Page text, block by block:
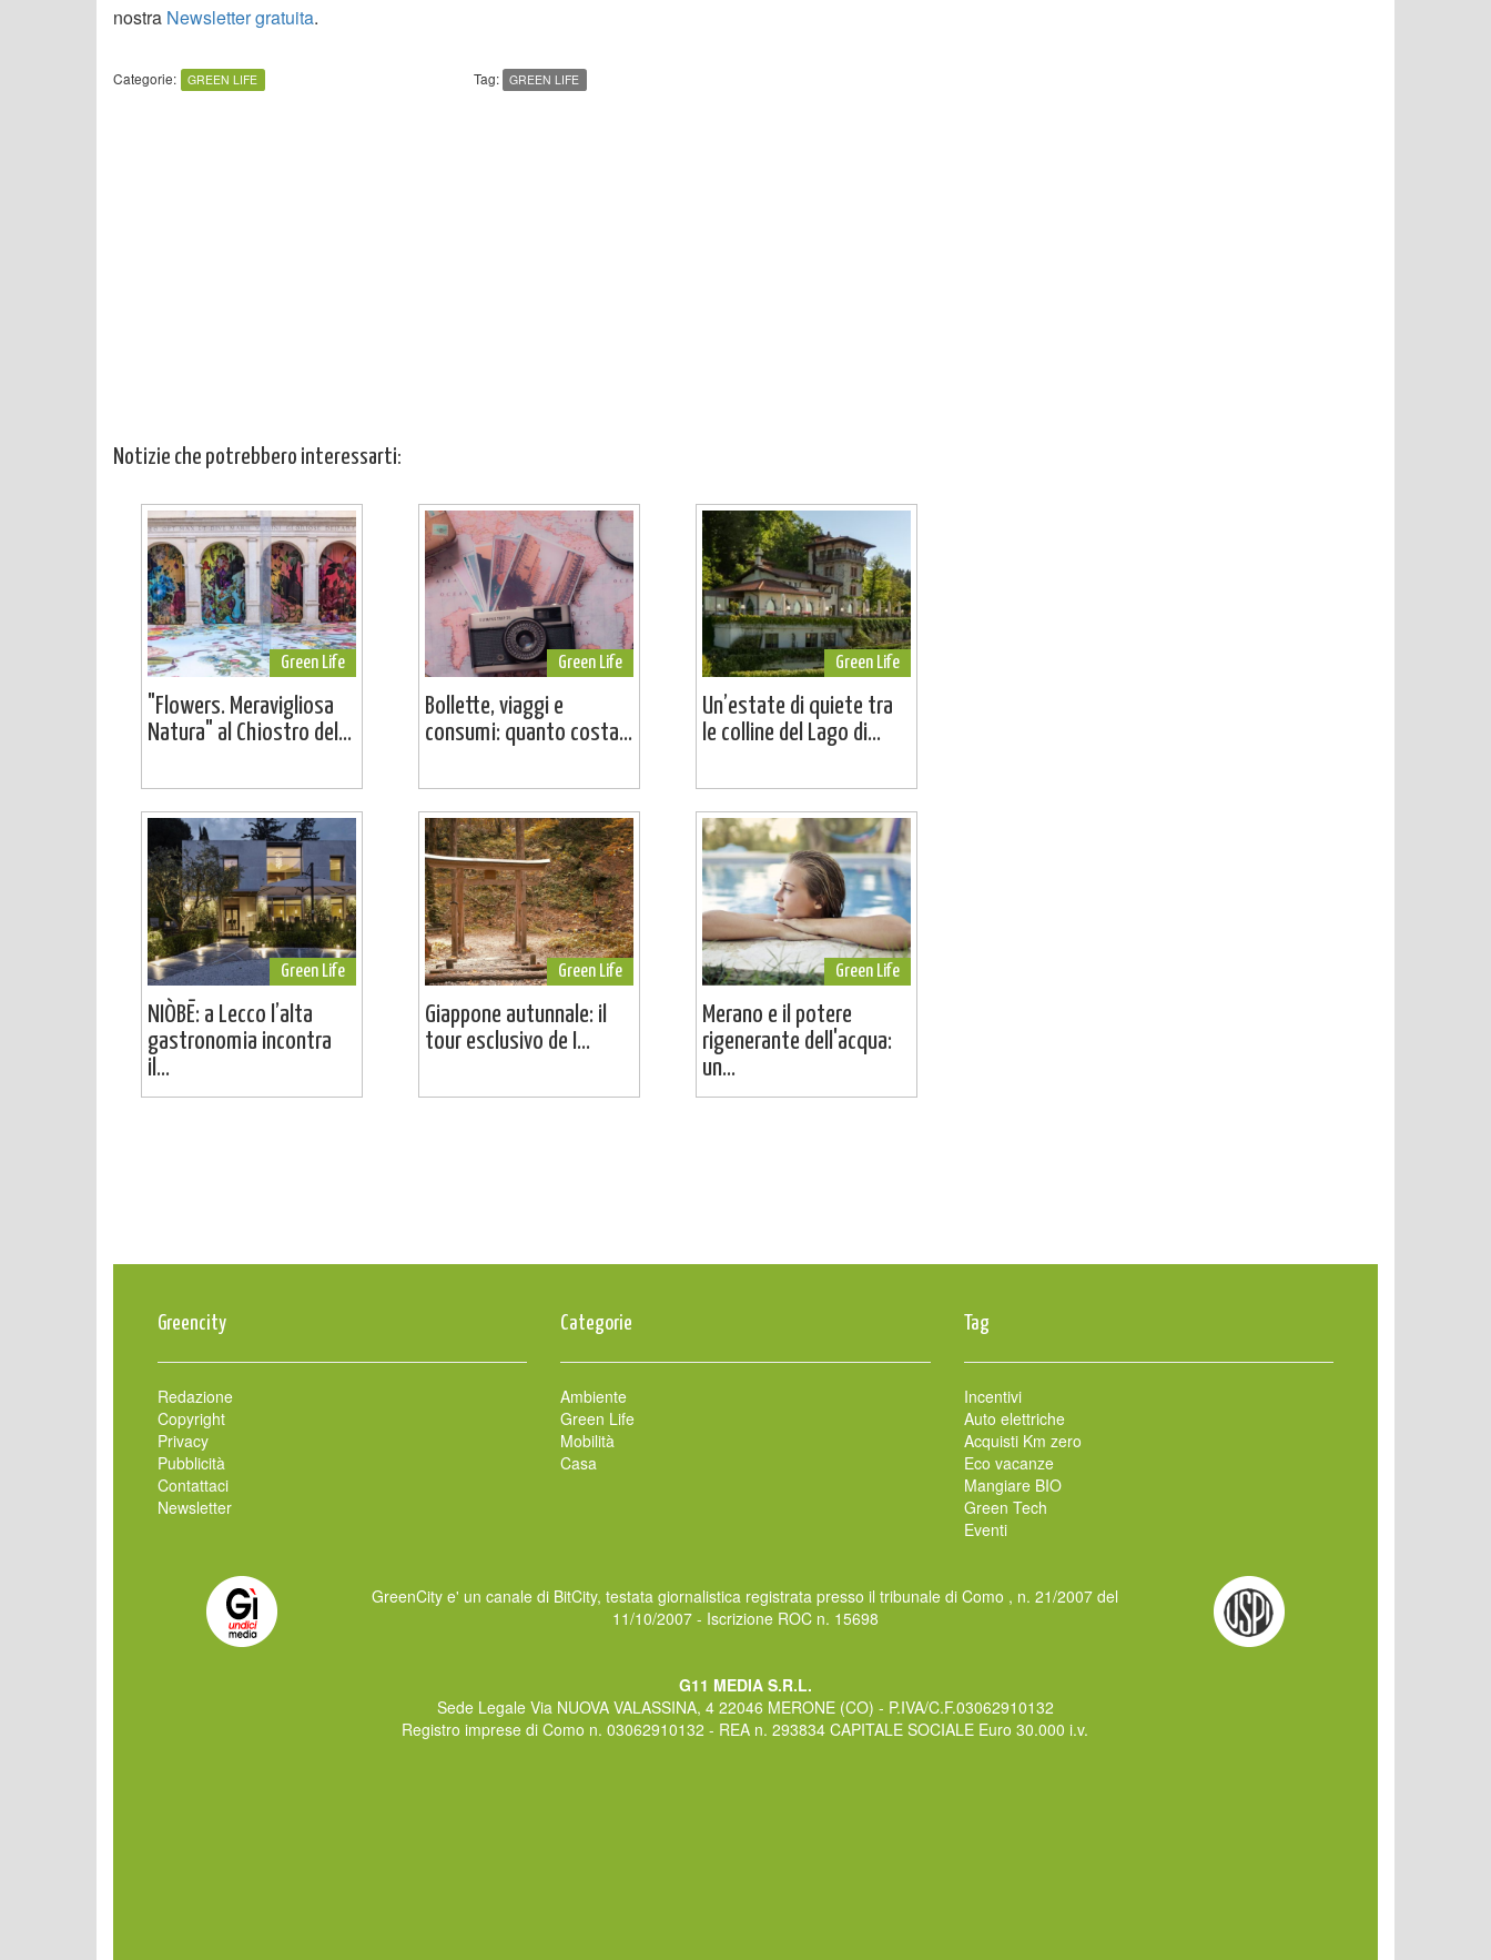
nostra Newsletter gratuita.
Categorie: GREEN LIFE Tag: GREEN LIFE
Notizie che potrebbero interessarti:
Green Life
"Flowers. Meravigliosa
Natura" al Chiostro del...
Green Life
Bollette, viaggi e
consumi: quanto costa...
Green Life
Un’estate di quiete tra
le colline del Lago di...
Green Life
NIÒBĒ: a Lecco l’alta
gastronomia incontra
il...
Green Life
Giappone autunnale: il
tour esclusivo de I...
Green Life
Merano e il potere
rigenerante dell'acqua:
un...
Greencity
Redazione
Copyright
Privacy
Pubblicità
Contattaci
Newsletter
Categorie
Ambiente
Green Life
Mobilità
Casa
Tag
Incentivi
Auto elettriche
Acquisti Km zero
Eco vacanze
Mangiare BIO
Green Tech
Eventi
GreenCity e' un canale di BitCity, testata giornalistica registrata presso il tribunale di Como , n. 21/2007 del
11/10/2007 - Iscrizione ROC n. 15698
G11 MEDIA S.R.L.
Sede Legale Via NUOVA VALASSINA, 4 22046 MERONE (CO) - P.IVA/C.F.03062910132
Registro imprese di Como n. 03062910132 - REA n. 293834 CAPITALE SOCIALE Euro 30.000 i.v.